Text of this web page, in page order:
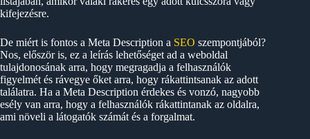
kifejezésre.
De miért is fontos a Meta Description a SEO szempontjából?
Nos, először is, ez a leírás lehetőséget ad a weboldal
tulajdonosának arra, hogy megragadja a felhasználók
figyelmét és rávegye őket arra, hogy rákattintsanak az adott
találatra. Ha a Meta Description érdekes és vonzó, nagyobb
esély van arra, hogy a felhasználók rákattintanak az oldalra,
ami növeli a látogatók számát és a forgalmat.